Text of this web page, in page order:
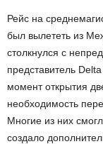
Рейс на
был вылететь из
столкнулся с
представитель
момент открытия
необходимость
Многие из них
создало